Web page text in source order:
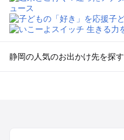
静岡の人気のお出かけ先を探す